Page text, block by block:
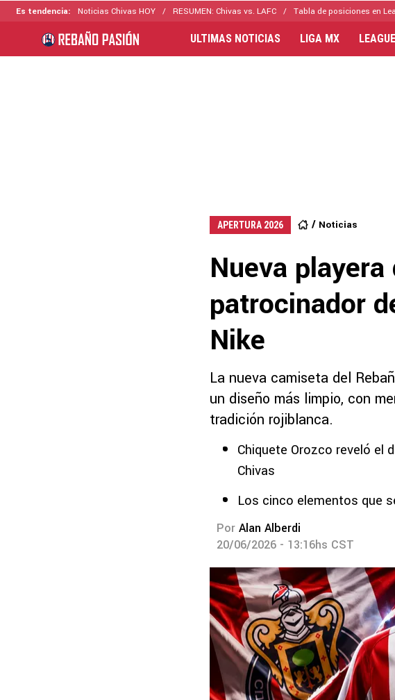
Es tendencia: Noticias Chivas HOY RESUMEN: Chivas vs. LAFC Tabla de posiciones en
ULTIMAS NOTICIAS LIGA MX
APERTURA 2026 Noticias
Nueva
patrocinador
Nike
La nueva camiseta del
un diseño más limpio, con
tradición rojiblanca.
Chiquete Orozco reveló el
Chivas
Los cinco elementos que
Por Alan Alberdi
20/06/2026 - 13:16hs CST